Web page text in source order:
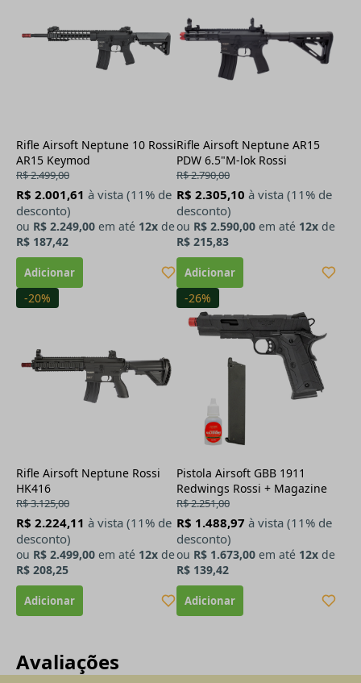
Rifle Airsoft Neptune 10 Rossi
AR15 Keymod
R$ 2.499,00
R$ 2.001,61 à vista (11% de
desconto)
ou R$ 2.249,00 em até 12x de
R$ 187,42
Rifle Airsoft Neptune AR15
PDW 6.5"M-lok Rossi
R$ 2.790,00
R$ 2.305,10 à vista (11% de
desconto)
ou R$ 2.590,00 em até 12x de
R$ 215,83
-20%
Rifle Airsoft Neptune Rossi
HK416
R$ 3.125,00
R$ 2.224,11 à vista (11% de
desconto)
ou R$ 2.499,00 em até 12x de
R$ 208,25
-26%
Pistola Airsoft GBB 1911
Redwings Rossi + Magazine
R$ 2.251,00
R$ 1.488,97 à vista (11% de
desconto)
ou R$ 1.673,00 em até 12x de
R$ 139,42
Avaliações